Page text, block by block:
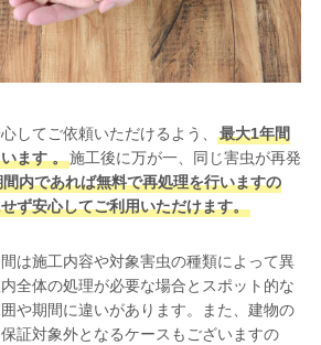
してご依頼いただけるよう、
最大1年間
ます 。施工後に万が一、同じ害虫が再発
内であれば無料で再処理を行いますの
ず安心してご利用いただけます。
は施工内容や対象害虫の種類によって異
全体の処理が必要な場合とスポット的な
や期間に違いがあります。また、建物の
証対象外となるケースもございますの